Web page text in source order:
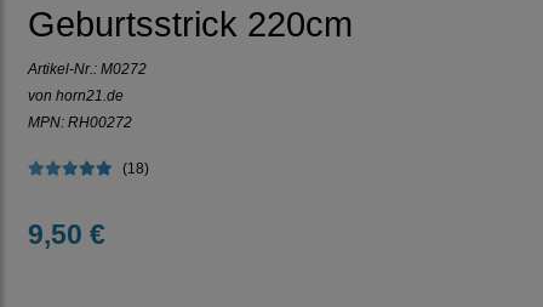
Geburtsstrick 220cm
Artikel-Nr.: M0272
von horn21.de
MPN: RH00272
(18)
9,50 €